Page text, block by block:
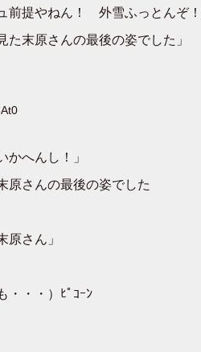
提やねん！ 外雪ふっとんぞ！
末原さんの最後の姿でした」
へんし！」
さんの最後の姿でした
さん」
・・・）ﾋﾟｺｰﾝ